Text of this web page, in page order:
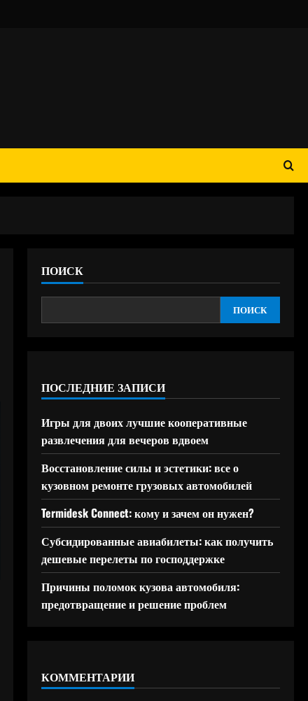
ПОИСК
ПОИСК
ПОСЛЕДНИЕ ЗАПИСИ
Игры для двоих лучшие кооперативные
развлечения для вечеров вдвоем
Восстановление силы и эстетики: все о
кузовном ремонте грузовых автомобилей
Termidesk Connect: кому и зачем он нужен?
Субсидированные авиабилеты: как получить
дешевые перелеты по господдержке
Причины поломок кузова автомобиля:
предотвращение и решение проблем
КОММЕНТАРИИ